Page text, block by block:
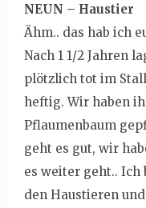
NEUN – Haustier
Ähm.. das hab ich
Nach 1 1/2 Jahren
plötzlich tot im
heftig. Wir haben
Pflaumenbaum
geht es gut, wir
es weiter geht..
den Haustieren